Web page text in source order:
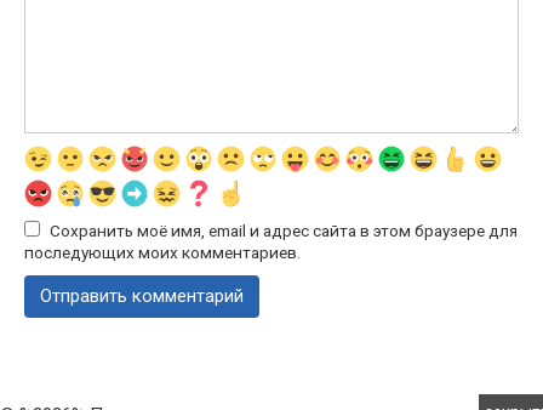
Сохранить моё имя, email и адрес сайта в этом браузере для
последующих моих комментариев.